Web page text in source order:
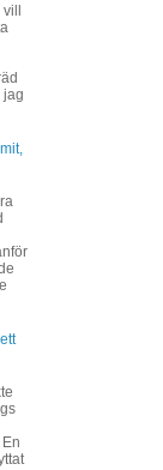
jag